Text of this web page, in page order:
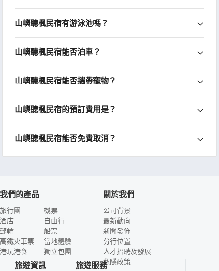
山嶼聽楓民宿有游泳池嗎？
山嶼聽楓民宿能否泊車？
山嶼聽楓民宿能否攜帶寵物？
山嶼聽楓民宿的預訂費用是？
山嶼聽楓民宿能否免費取消？
我們的產品
旅行團
酒店
郵輪
高鐵火車票
港玩港食
機票
自由行
船票
當地體驗
獨立包團
關於我們
公司背景
最新動向
新聞發佈
分行位置
人才招聘及發展
私隱政策
旅遊資訊 旅遊服務